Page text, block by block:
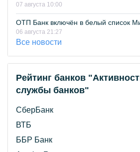
07 августа 10:00
ОТП Банк включён в белый список
06 августа 21:27
Все новости
Рейтинг банков
службы банков"
СберБанк
ВТБ
ББР Банк